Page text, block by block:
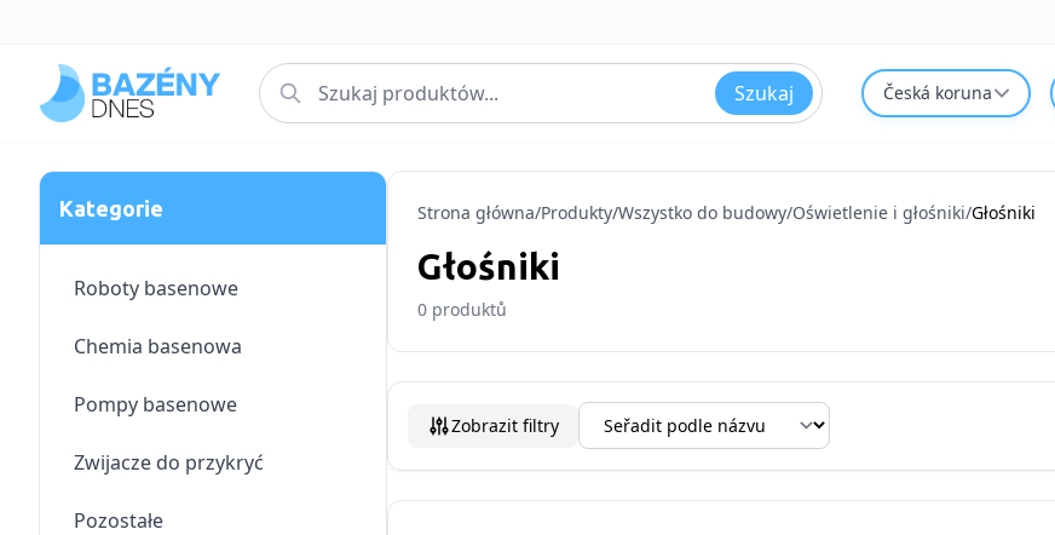
Szukaj Česká koruna
Kategorie
Roboty basenowe
Chemia basenowa
Pompy basenowe
Zwijacze do przykryć
Pozostałe
Strona główna/Produkty/Wszystko do budowy/Oświetlenie i głośniki/Głośniki
Głośniki
0 produktů
Zobrazit filtry